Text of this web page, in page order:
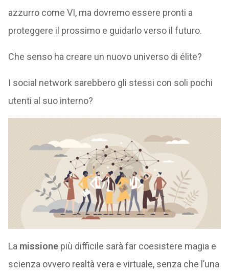
azzurro come VI, ma dovremo essere pronti a
proteggere il prossimo e guidarlo verso il futuro.
Che senso ha creare un nuovo universo di élite?
I social network sarebbero gli stessi con soli pochi
utenti al suo interno?
La missionepiù difficile sarà far coesistere magia e
scienza ovvero realtà vera e virtuale, senza che l’una